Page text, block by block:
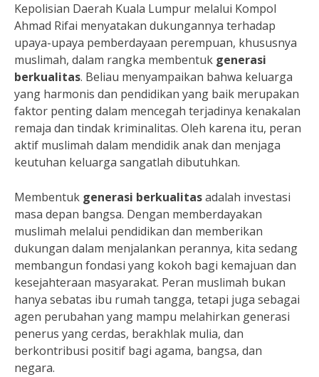
Kepolisian Daerah Kuala Lumpur melalui Kompol
Ahmad Rifai menyatakan dukungannya terhadap
upaya-upaya pemberdayaan perempuan, khususnya
muslimah, dalam rangka membentuk generasi
berkualitas. Beliau menyampaikan bahwa keluarga
yang harmonis dan pendidikan yang baik merupakan
faktor penting dalam mencegah terjadinya kenakalan
remaja dan tindak kriminalitas. Oleh karena itu, peran
aktif muslimah dalam mendidik anak dan menjaga
keutuhan keluarga sangatlah dibutuhkan.
Membentuk generasi berkualitasadalah investasi
masa depan bangsa. Dengan memberdayakan
muslimah melalui pendidikan dan memberikan
dukungan dalam menjalankan perannya, kita sedang
membangun fondasi yang kokoh bagi kemajuan dan
kesejahteraan masyarakat. Peran muslimah bukan
hanya sebatas ibu rumah tangga, tetapi juga sebagai
agen perubahan yang mampu melahirkan generasi
penerus yang cerdas, berakhlak mulia, dan
berkontribusi positif bagi agama, bangsa, dan
negara.